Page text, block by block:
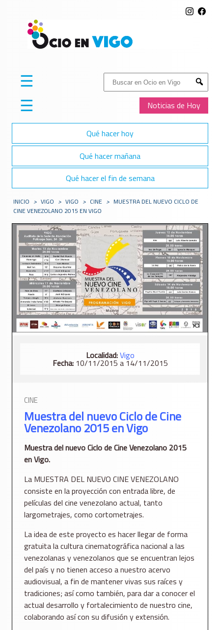
Buscar:
Submit
Noticias de Hoy
☰
☰
Qué hacer hoy
Qué hacer mañana
Qué hacer el fin de semana
INICIO > VIGO > VIGO > CINE > MUESTRA DEL NUEVO CICLO DE
CINE VENEZOLANO 2015 EN VIGO
Localidad:Vigo
Fecha:10/11/2015 a 14/11/2015
CINE
Muestra del nuevo Ciclo de Cine
Venezolano 2015 en Vigo
Muestra del nuevo Ciclo de Cine Venezolano 2015
en Vigo.
La MUESTRA DEL NUEVO CINE VENEZOLANO
consiste en la proyección con entrada libre, de
películas del cine venezolano actual, tanto
largometrajes, como cortometrajes.
La idea de este proyecto es hacer llegar de forma
gratuita la cultura cinematográfica nacional a las
venezolanas y venezolanos que se encuentran lejos
del país y no tienen acceso a nuestro acervo
audiovisual, a fin de mantener vivas sus raíces y
tradiciones; así como también, para dar a conocer el
actual desarrollo y fortalecimiento de nuestro cine,
colaborando así con su difusión y extensión.